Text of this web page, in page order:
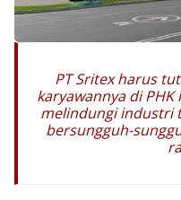
PT Sritex harus
karyawannya di
melindungi industri
bersungguh-